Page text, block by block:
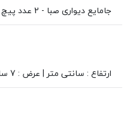
جامایع دیواری صبا - 2 عدد پیچ - 2 عدد رولپلاک
ارتفاع : سانتی متر | عرض : 7 سانتی متر | ارتفاع : 7 سانتی متر